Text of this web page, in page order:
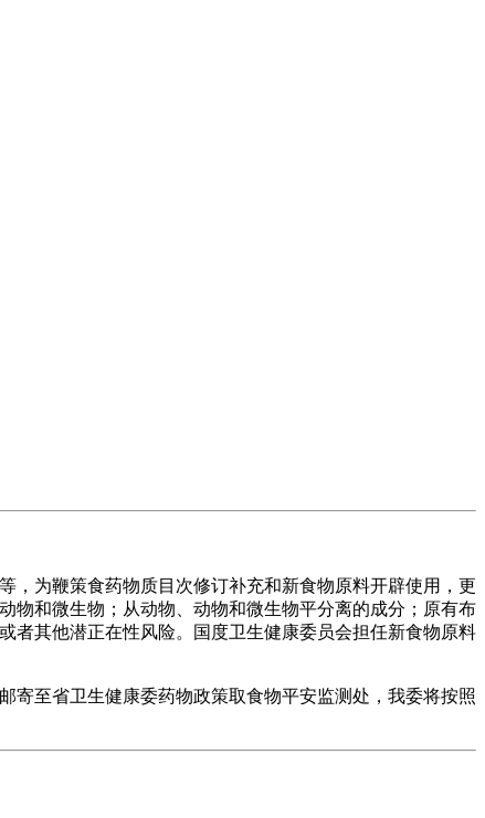
为鞭策食药物质目次修订补充和新食物原料开辟使用，更
物和微生物；从动物、动物和微生物平分离的成分；原有布
者其他潜正在性风险。国度卫生健康委员会担任新食物原料
至省卫生健康委药物政策取食物平安监测处，我委将按照